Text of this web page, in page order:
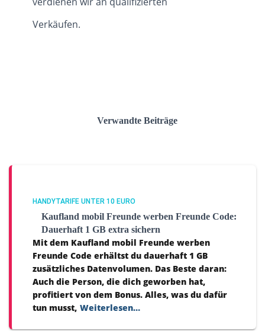
Verkäufen.
Verwandte Beiträge
HANDYTARIFE UNTER 10 EURO
Kaufland mobil Freunde werben Freunde Code:
Dauerhaft 1 GB extra sichern
Mit dem Kaufland mobil Freunde werben
Freunde Code erhältst du dauerhaft 1 GB
zusätzliches Datenvolumen. Das Beste daran:
Auch die Person, die dich geworben hat,
profitiert von dem Bonus. Alles, was du dafür
tun musst, Weiterlesen…